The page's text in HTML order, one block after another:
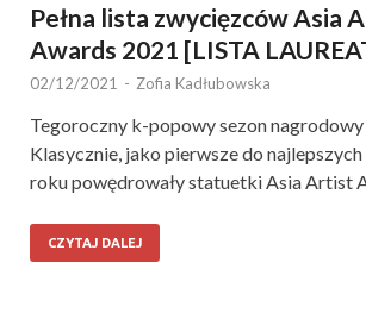
Pełna lista zwycięzców Asia
Awards 2021 [LISTA
02/12/2021 - Zofia Kadłubowska
Tegoroczny k-popowy sezon
Klasycznie, jako pierwsze do
roku powędrowały statuetki Asia Artist
CZYTAJ DALEJ